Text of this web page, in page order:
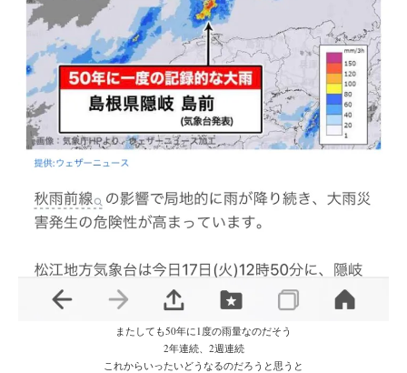
またしても50年に1度の雨量なのだそう
2年連続、2週連続
これからいったいどうなるのだろうと思うと